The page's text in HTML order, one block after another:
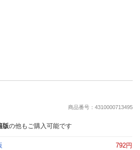
商品番号：4310000713495
版の他もご購入可能です
792円